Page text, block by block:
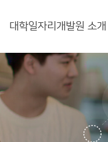
대학일자리개발원 소개